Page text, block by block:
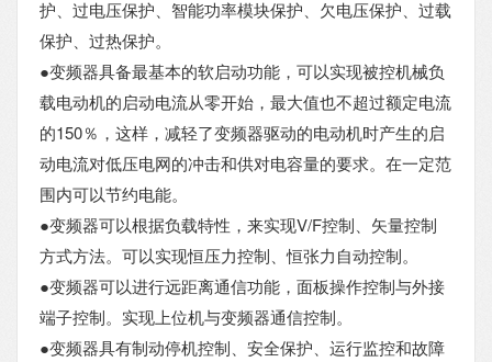
护、过电压保护、智能功率模块保护、欠电压保护、过载
保护、过热保护。
●变频器具备最基本的软启动功能，可以实现被控机械负
载电动机的启动电流从零开始，最大值也不超过额定电流
的150％，这样，减轻了变频器驱动的电动机时产生的启
动电流对低压电网的冲击和供对电容量的要求。在一定范
围内可以节约电能。
●变频器可以根据负载特性，来实现V/F控制、矢量控制
方式方法。可以实现恒压力控制、恒张力自动控制。
●变频器可以进行远距离通信功能，面板操作控制与外接
端子控制。实现上位机与变频器通信控制。
●变频器具有制动停机控制、安全保护、运行监控和故障